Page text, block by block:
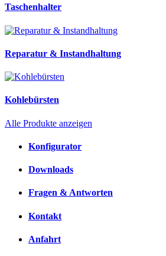
Taschenhalter
Reparatur & Instandhaltung
Kohlebürsten
Alle Produkte anzeigen
Konfigurator
Downloads
Fragen & Antworten
Kontakt
Anfahrt